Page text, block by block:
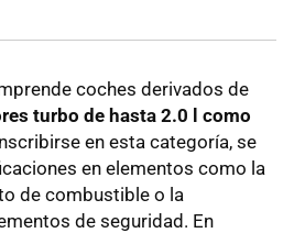
coches derivados de
turbo de hasta 2.0 l como
en esta categoría, se
en elementos como la
de combustible o la
de seguridad. En